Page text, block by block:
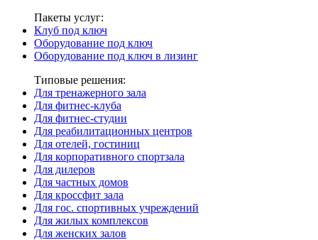
Пакеты услуг:
Клуб под ключ
Оборудование под ключ
Оборудование под ключ в лизинг
Типовые решения:
Для тренажерного зала
Для фитнес-клуба
Для фитнес-студии
Для реабилитационных центров
Для отелей, гостиниц
Для корпоративного спортзала
Для дилеров
Для частных домов
Для кроссфит зала
Для гос. спортивных учреждений
Для жилых комплексов
Для женских залов